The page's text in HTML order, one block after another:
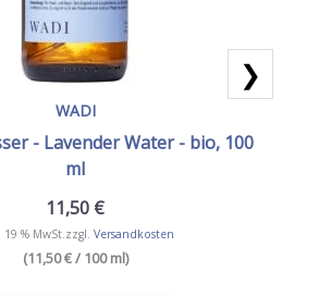
WADI
- Lavender Water - bio, 100
ml
11,50 €
% MwSt.zzgl. Versandkosten
(11,50 € / 100 ml)
❯